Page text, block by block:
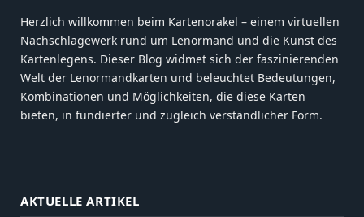
Herzlich willkommen beim Kartenorakel – einem virtuellen
Nachschlagewerk rund um Lenormand und die Kunst des
Kartenlegens. Dieser Blog widmet sich der faszinierenden
Welt der Lenormandkarten und beleuchtet Bedeutungen,
Kombinationen und Möglichkeiten, die diese Karten
bieten, in fundierter und zugleich verständlicher Form.
AKTUELLE ARTIKEL